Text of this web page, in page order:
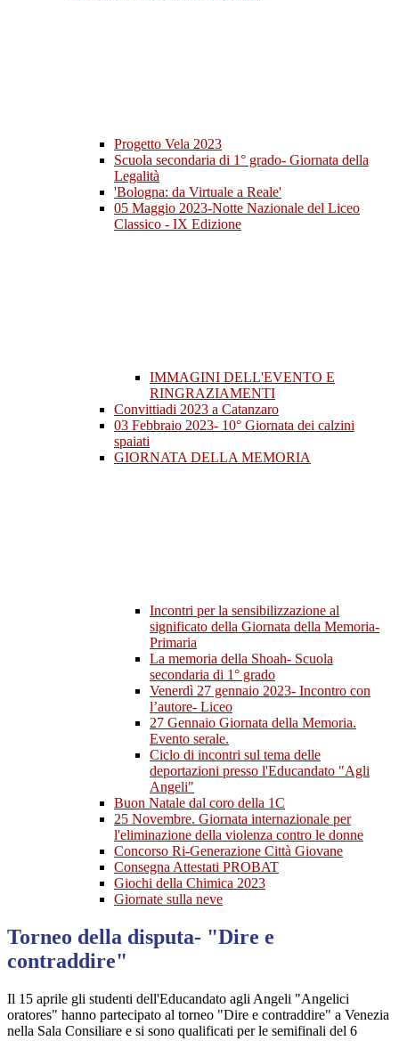
Progetto Vela 2023
Scuola secondaria di 1° grado- Giornata della
Legalità
'Bologna: da Virtuale a Reale'
05 Maggio 2023-Notte Nazionale del Liceo
Classico - IX Edizione
IMMAGINI DELL'EVENTO E
RINGRAZIAMENTI
Convittiadi 2023 a Catanzaro
03 Febbraio 2023- 10° Giornata dei calzini
spaiati
GIORNATA DELLA MEMORIA
Incontri per la sensibilizzazione al
significato della Giornata della Memoria-
Primaria
La memoria della Shoah- Scuola
secondaria di 1° grado
Venerdì 27 gennaio 2023- Incontro con
l’autore- Liceo
27 Gennaio Giornata della Memoria.
Evento serale.
Ciclo di incontri sul tema delle
deportazioni presso l'Educandato "Agli
Angeli"
Buon Natale dal coro della 1C
25 Novembre. Giornata internazionale per
l'eliminazione della violenza contro le donne
Concorso Ri-Generazione Città Giovane
Consegna Attestati PROBAT
Giochi della Chimica 2023
Giornate sulla neve
Torneo della disputa- "Dire e
contraddire"
Il 15 aprile gli studenti dell'Educandato agli Angeli "Angelici
oratores" hanno partecipato al torneo "Dire e contraddire" a Venezia
nella Sala Consiliare e si sono qualificati per le semifinali del 6